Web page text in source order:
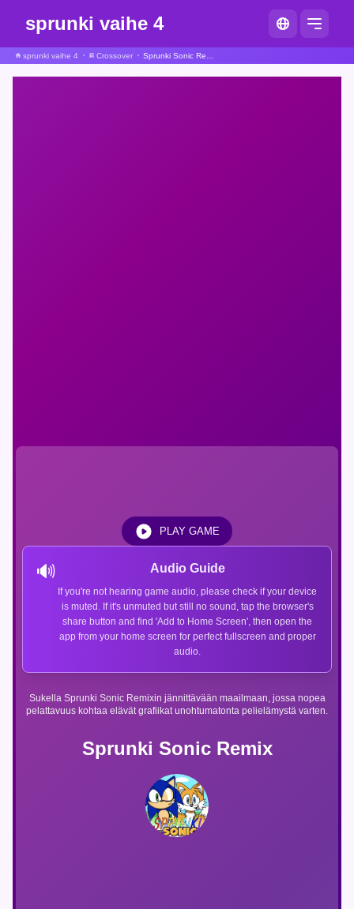
sprunki vaihe 4
sprunki vaihe 4 Crossover
Sprunki Sonic Remix
Sukella Sprunki Sonic Remixin jännittävään maailmaan, jossa nopea
pelattavuus kohtaa elävät grafiikat unohtumatonta pelielämystä varten.
🔊 Audio Guide
If you're not hearing game audio, please check if your device
is muted. If it's unmuted but still no sound, tap the browser's
share button and find 'Add to Home Screen', then open the
app from your home screen for perfect fullscreen and proper
audio.
PLAY GAME